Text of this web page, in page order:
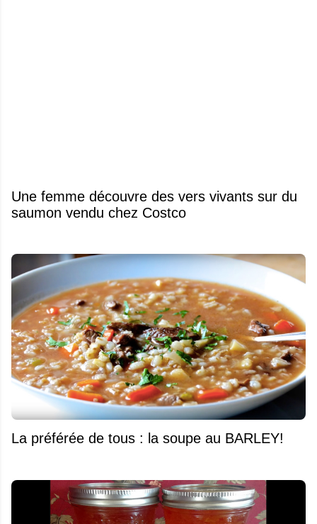
Une femme découvre des vers vivants sur du
saumon vendu chez Costco
La préférée de tous : la soupe au BARLEY!